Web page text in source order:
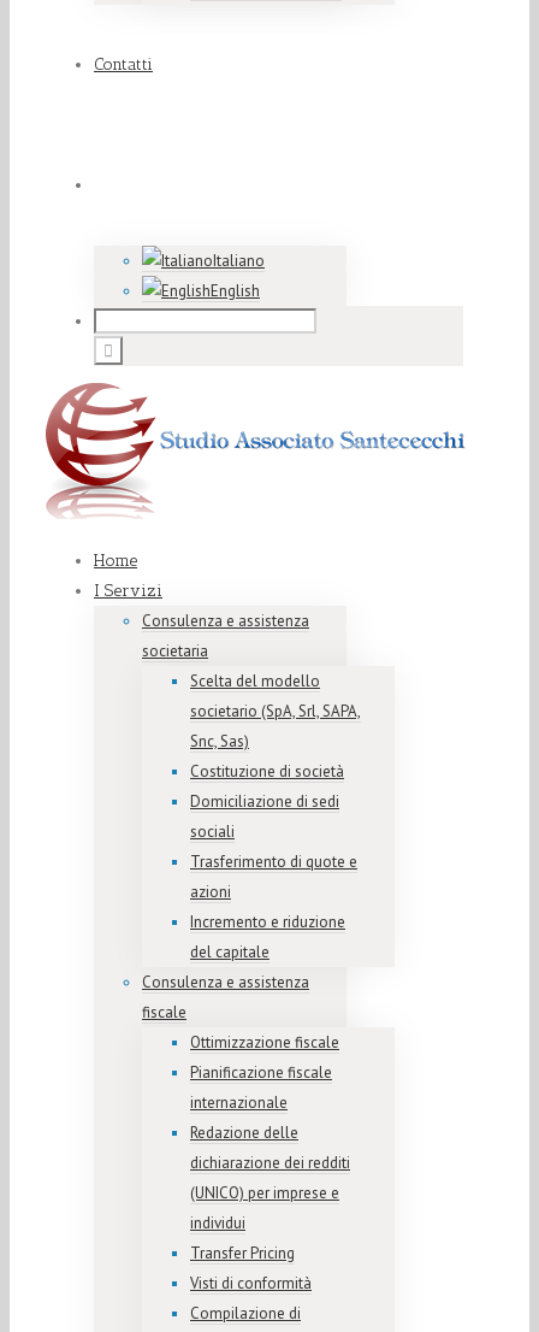
Contatti
Italiano
English
Home
I Servizi
Consulenza e assistenza
societaria
Scelta del modello
societario (SpA, Srl, SAPA,
Snc, Sas)
Costituzione di società
Domiciliazione di sedi
sociali
Trasferimento di quote e
azioni
Incremento e riduzione
del capitale
Consulenza e assistenza
fiscale
Ottimizzazione fiscale
Pianificazione fiscale
internazionale
Redazione delle
dichiarazione dei redditi
(UNICO) per imprese e
individui
Transfer Pricing
Visti di conformità
Compilazione di